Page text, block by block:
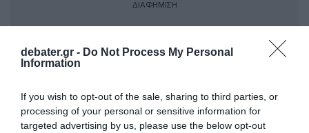
debater.gr - Do Not Process My Personal
Information
If you wish to opt-out of the sale, sharing to third parties, or
processing of your personal or sensitive information for
targeted advertising by us, please use the below opt-out
ΔΙΑΦΗΜΙΣΗ